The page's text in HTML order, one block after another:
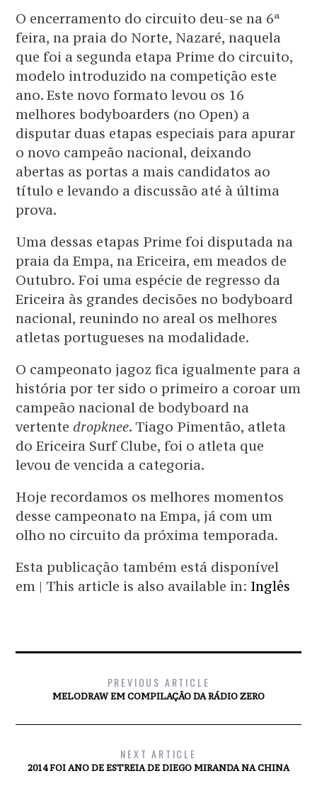
O encerramento do circuito deu-se na 6ª
feira, na praia do Norte, Nazaré, naquela
que foi a segunda etapa Prime do circuito,
modelo introduzido na competição este
ano. Este novo formato levou os 16
melhores bodyboarders (no Open) a
disputar duas etapas especiais para apurar
o novo campeão nacional, deixando
abertas as portas a mais candidatos ao
título e levando a discussão até à última
prova.
Uma dessas etapas Prime foi disputada na
praia da Empa, na Ericeira, em meados de
Outubro. Foi uma espécie de regresso da
Ericeira às grandes decisões no bodyboard
nacional, reunindo no areal os melhores
atletas portugueses na modalidade.
O campeonato jagoz fica igualmente para a
história por ter sido o primeiro a coroar um
campeão nacional de bodyboard na
vertente dropknee. Tiago Pimentão, atleta
do Ericeira Surf Clube, foi o atleta que
levou de vencida a categoria.
Hoje recordamos os melhores momentos
desse campeonato na Empa, já com um
olho no circuito da próxima temporada.
Esta publicação também está disponível
em | This article is also available in: Inglês
PREVIOUS ARTICLE
MELODRAW EM COMPILAÇÃO DA RÁDIO ZERO
NEXT ARTICLE
2014 FOI ANO DE ESTREIA DE DIEGO MIRANDA NA CHINA